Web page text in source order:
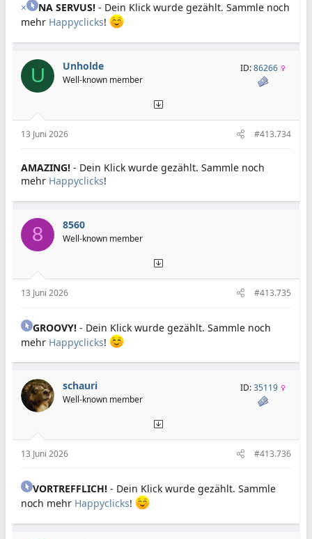
× NA SERVUS! - Dein Klick wurde gezählt. Sammle noch
mehr Happyclicks!
U Unholde
Well-known member
ID:86266
13 Juni 2026 #413.734
AMAZING! - Dein Klick wurde gezählt. Sammle noch
mehr Happyclicks!
8 8560
Well-known member
13 Juni 2026 #413.735
GROOVY! - Dein Klick wurde gezählt. Sammle noch
mehr Happyclicks!
schauri
Well-known member
ID:35119
13 Juni 2026 #413.736
VORTREFFLICH! - Dein Klick wurde gezählt. Sammle
noch mehr Happyclicks!